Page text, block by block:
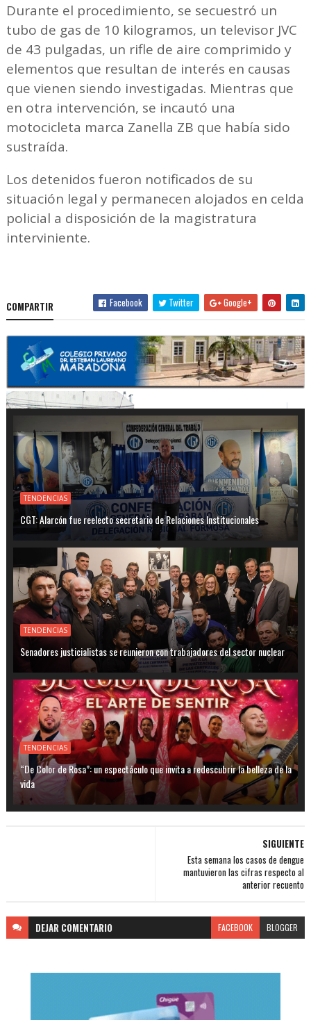
Durante el procedimiento, se secuestró un
tubo de gas de 10 kilogramos, un televisor JVC
de 43 pulgadas, un rifle de aire comprimido y
elementos que resultan de interés en causas
que vienen siendo investigadas. Mientras que
en otra intervención, se incautó una
motocicleta marca Zanella ZB que había sido
sustraída.
Los detenidos fueron notificados de su
situación legal y permanecen alojados en celda
policial a disposición de la magistratura
interviniente.
COMPARTIR Facebook Twitter Google+
TENDENCIAS
CGT: Alarcón fue reelecto secretario de Relaciones Institucionales
TENDENCIAS
Senadores justicialistas se reunieron con trabajadores del sector nuclear
TENDENCIAS
“De Color de Rosa”: un espectáculo que invita a redescubrir la belleza de la
vida
SIGUIENTE
Esta semana los casos de dengue
mantuvieron las cifras respecto al
anterior recuento
DEJAR COMENTARIO FACEBOOK BLOGGER